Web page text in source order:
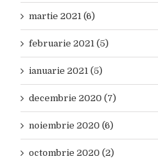
martie 2021 (6)
februarie 2021 (5)
ianuarie 2021 (5)
decembrie 2020 (7)
noiembrie 2020 (6)
octombrie 2020 (2)